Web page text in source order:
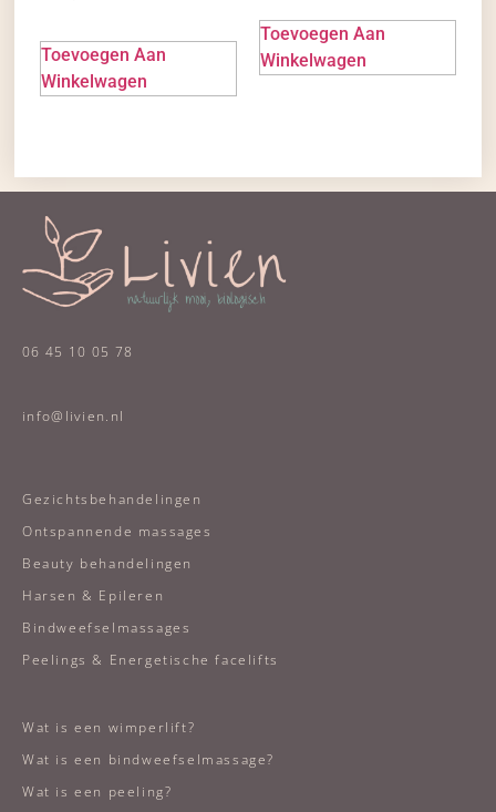
Toevoegen Aan
Winkelwagen
Toevoegen Aan
Winkelwagen
06 45 10 05 78
info@livien.nl
Gezichtsbehandelingen
Ontspannende massages
Beauty behandelingen
Harsen & Epileren
Bindweefselmassages
Peelings & Energetische facelifts
Wat is een wimperlift?
Wat is een bindweefselmassage?
Wat is een peeling?